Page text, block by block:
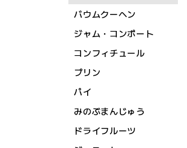
バウムクーヘン
ジャム・コンポート
コンフィチュール
プリン
パイ
みのぶまんじゅう
ドライフルーツ